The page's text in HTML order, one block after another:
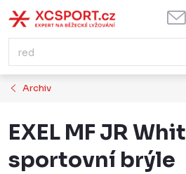
na
obsah
Archiv
EXEL MF JR
sportovní brýle